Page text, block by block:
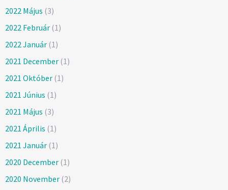
2022 Május (3)
2022 Február (1)
2022 Január (1)
2021 December (1)
2021 Október (1)
2021 Június (1)
2021 Május (3)
2021 Április (1)
2021 Január (1)
2020 December (1)
2020 November (2)